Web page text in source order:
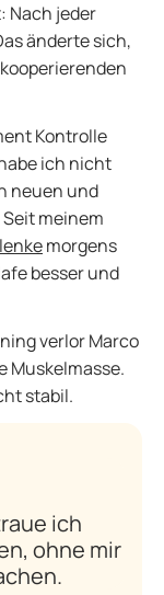
Nach jeder
änderte sich,
Kontrolle
ich nicht
neuen und
meinem
morgens
besser und
verlor Marco
Muskelmasse.
stabil.
ich
ohne mir